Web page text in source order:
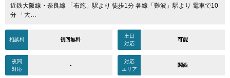
近鉄大阪線・奈良線 「布施」駅より 徒歩1分 各線「難波」駅より 電車で10
分 「大…
相談料 初回無料
土日
対応
可能
夜間
対応
-
対応
エリア
関西